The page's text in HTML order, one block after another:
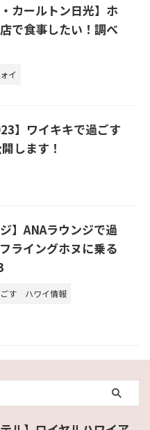
・カールトン日光】ホ
で食事したい！調べ
イ
】ワイキキで過ごす
します！
】ANAラウンジで過
ライングホヌに乗る
す ハワイ情報